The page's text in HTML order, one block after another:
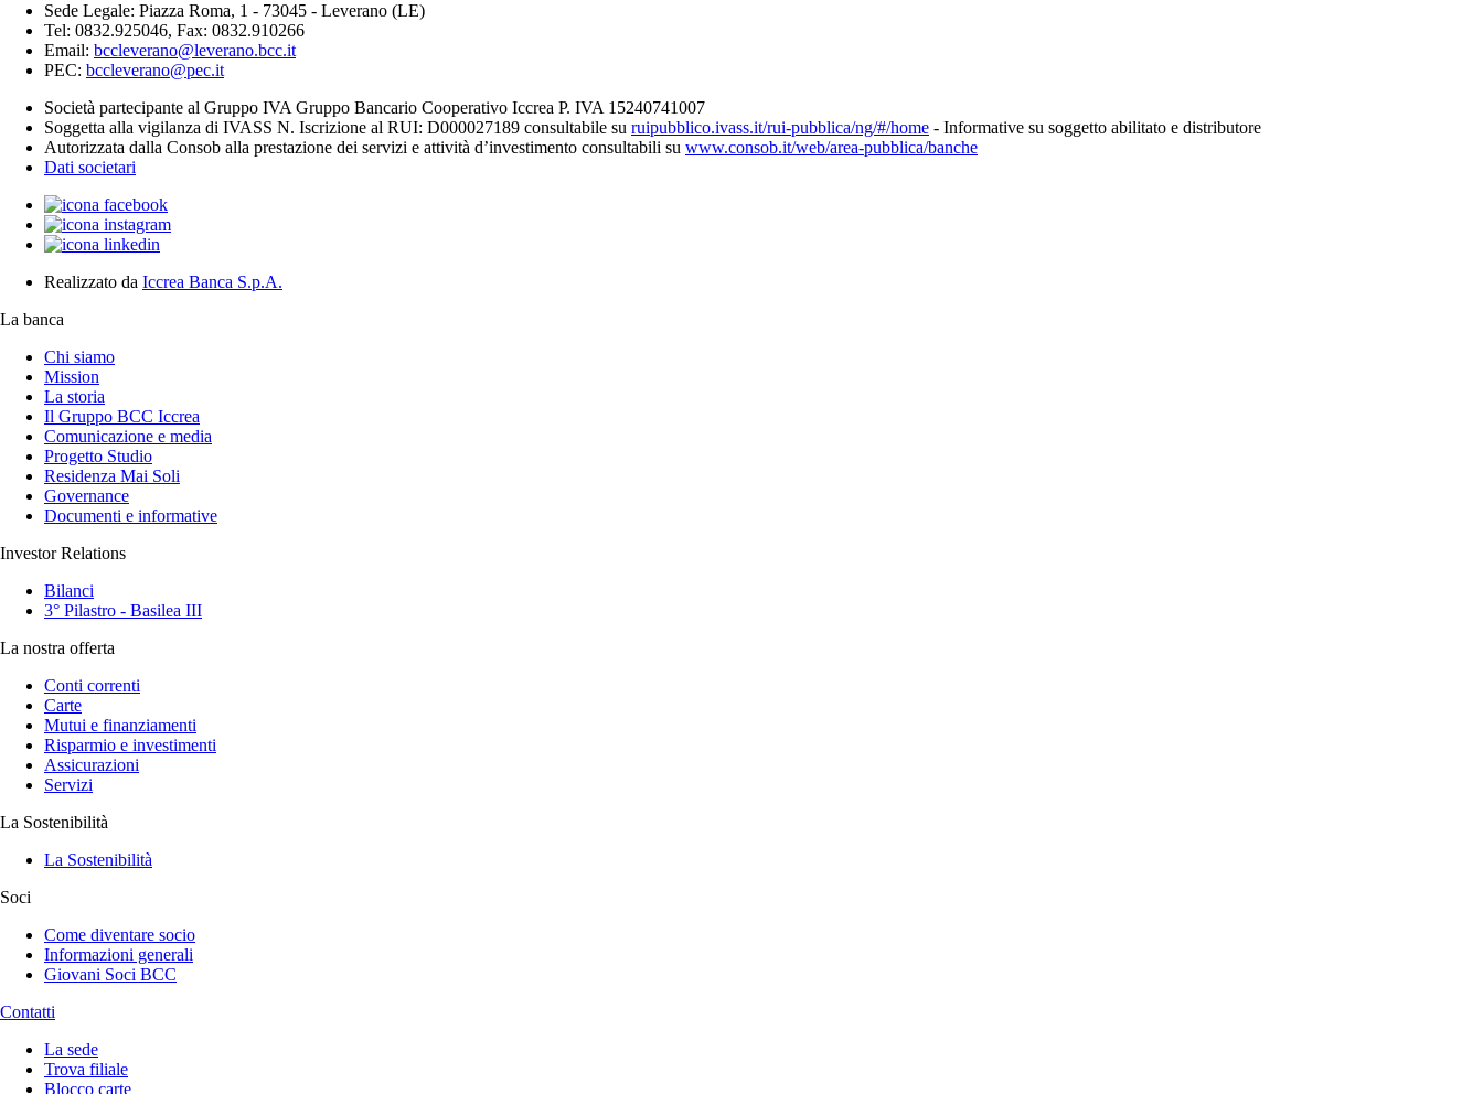
Sede Legale: Piazza Roma, 1 - 73045 - Leverano (LE)
Tel: 0832.925046, Fax: 0832.910266
Email: bccleverano@leverano.bcc.it
PEC: bccleverano@pec.it
Società partecipante al Gruppo IVA Gruppo Bancario Cooperativo Iccrea P. IVA 15240741007
Soggetta alla vigilanza di IVASS N. Iscrizione al RUI: D000027189 consultabile su ruipubblico.ivass.it/rui-pubblica/ng/#/home - Informative su soggetto abilitato e distributore
Autorizzata dalla Consob alla prestazione dei servizi e attività d’investimento consultabili su www.consob.it/web/area-pubblica/banche
Dati societari
Realizzato da Iccrea Banca S.p.A.
La banca
Chi siamo
Mission
La storia
Il Gruppo BCC Iccrea
Comunicazione e media
Progetto Studio
Residenza Mai Soli
Governance
Documenti e informative
Investor Relations
Bilanci
3° Pilastro - Basilea III
La nostra offerta
Conti correnti
Carte
Mutui e finanziamenti
Risparmio e investimenti
Assicurazioni
Servizi
La Sostenibilità
La Sostenibilità
Soci
Come diventare socio
Informazioni generali
Giovani Soci BCC
Contatti
La sede
Trova filiale
Blocco carte